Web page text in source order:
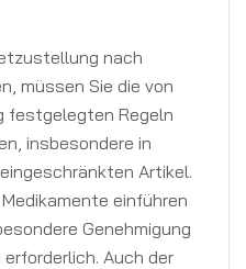
nach
müssen Sie die von
festgelegten Regeln
insbesondere in
Artikel.
einführen
Genehmigung
Auch der